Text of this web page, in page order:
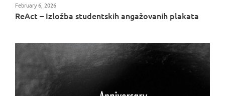
ReAct – Izložba studentskih angažovanih plakata
February 6, 2026